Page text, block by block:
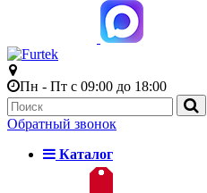
Пн - Пт с 09:00 до 18:00
Обратный звонок
Каталог